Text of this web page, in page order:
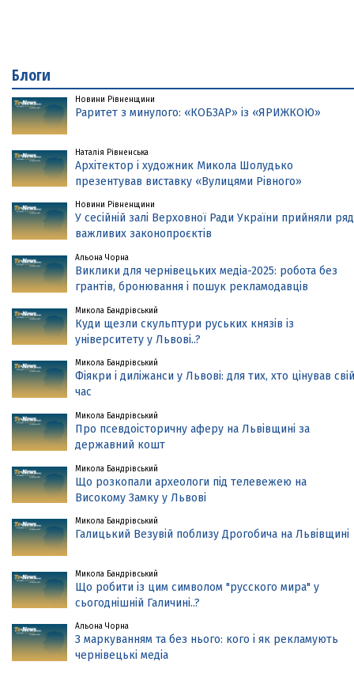
Блоги
Новини Рівненщини
Раритет з минулого: «КОБЗАР» із «ЯРИЖКОЮ»
Наталія Рівненська
Архітектор і художник Микола Шолудько
презентував виставку «Вулицями Рівного»
Новини Рівненщини
У сесійній залі Верховної Ради України прийняли ряд
важливих законопроєктів
Альона Чорна
Виклики для чернівецьких медіа-2025: робота без
грантів, бронювання і пошук рекламодавців
Микола Бандрівський
Куди щезли скульптури руських князів із
університету у Львові..?
Микола Бандрівський
Фіякри і диліжанси у Львові: для тих, хто цінував свій
час
Микола Бандрівський
Про псевдоісторичну аферу на Львівщині за
державний кошт
Микола Бандрівський
Що розкопали археологи під телевежею на
Високому Замку у Львові
Микола Бандрівський
Галицький Везувій поблизу Дрогобича на Львівщині
Микола Бандрівський
Що робити із цим символом "русского мира" у
сьогоднішній Галичині..?
Альона Чорна
З маркуванням та без нього: кого і як рекламують
чернівецькі медіа